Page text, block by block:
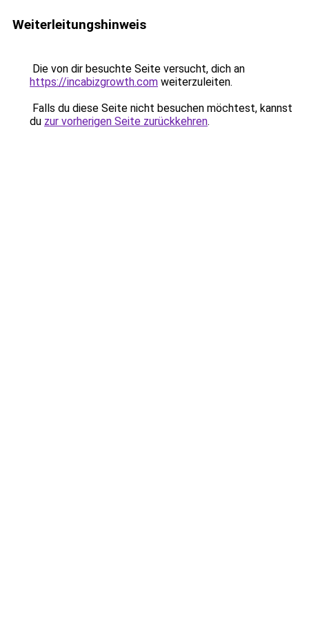
Weiterleitungshinweis
Die von dir besuchte Seite versucht, dich an
https://incabizgrowth.com weiterzuleiten.
Falls du diese Seite nicht besuchen möchtest, kannst
du zur vorherigen Seite zurückkehren.